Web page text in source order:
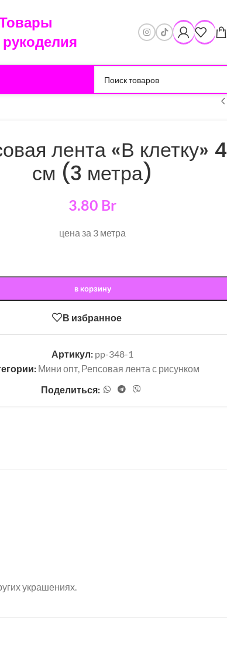
лента «В клетку» 4
см (3 метра)
3.80 Br
цена за 3 метра
в корзину
В избранное
Артикул: pp-348-1
Мини опт, Репсовая лента с рисунком
Поделиться:
украшениях.